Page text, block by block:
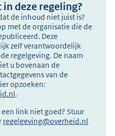
deze regeling?
de inhoud niet juist is?
met de organisatie die de
Deze
zelf verantwoordelijk
regelgeving. De naam
u bovenaan de
van de
opzoeken:
.
link niet goed? Stuur
regelgeving@overheid.nl